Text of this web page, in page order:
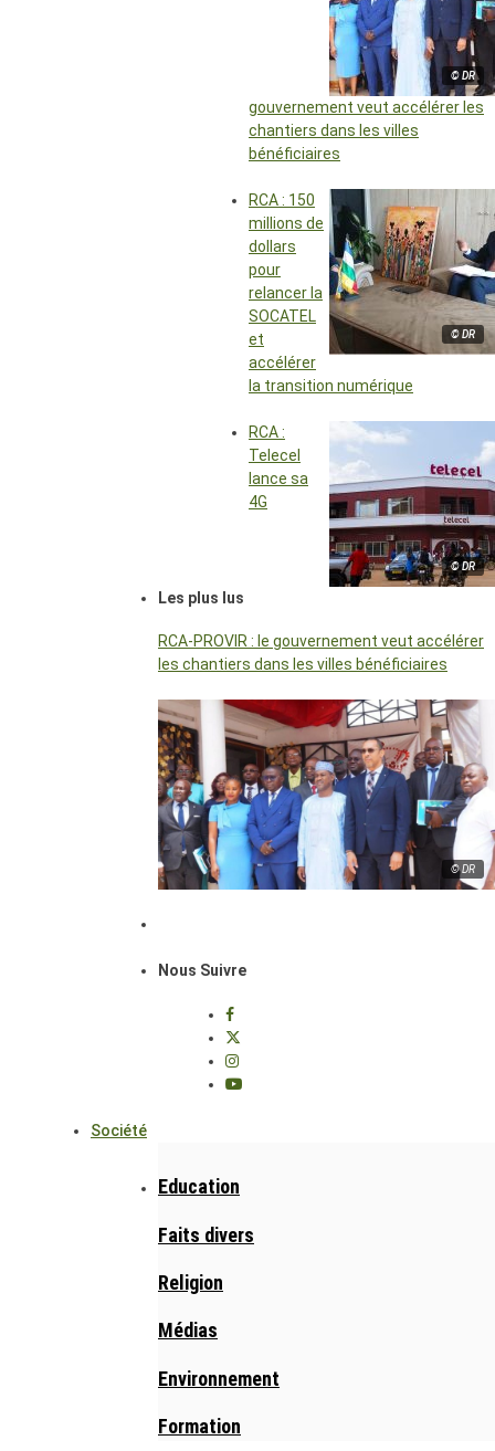
© DR
gouvernement veut accélérer les
chantiers dans les villes
bénéficiaires
© DR
RCA : 150
millions de
dollars
pour
relancer la
SOCATEL
et
accélérer
la transition numérique
© DR
RCA :
Telecel
lance sa
4G
Les plus lus
RCA-PROVIR : le gouvernement veut accélérer
les chantiers dans les villes bénéficiaires
© DR
Nous Suivre
Société
Education
Faits divers
Religion
Médias
Environnement
Formation